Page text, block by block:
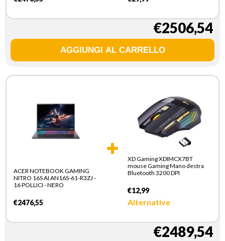
€2506,54
ACER NOTEBOOK GAMING
NITRO 16S AI AN16S-61-R3ZJ -
16 POLLICI - NERO
€2476,55
XD Gaming XDIMCX7BT
mouse Gaming Mano destra
Bluetooth 3200 DPI
€12,99
Alternative
€2489,54